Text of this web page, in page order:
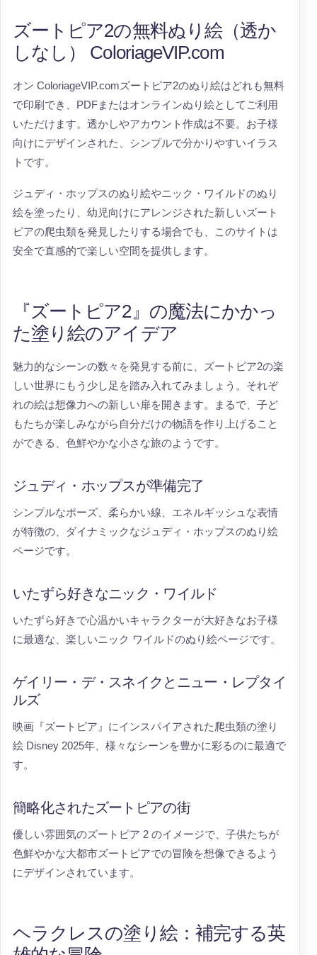
ズートピア2の無料ぬり絵（透か
しなし） ColoriageVIP.com
オン ColoriageVIP.comズートピア2のぬり絵はどれも無料
で印刷でき、PDFまたはオンラインぬり絵としてご利用
いただけます。透かしやアカウント作成は不要。お子様
向けにデザインされた、シンプルで分かりやすいイラス
トです。
ジュディ・ホップスのぬり絵やニック・ワイルドのぬり
絵を塗ったり、幼児向けにアレンジされた新しいズート
ピアの爬虫類を発見したりする場合でも、このサイトは
安全で直感的で楽しい空間を提供します。
『ズートピア2』の魔法にかかっ
た塗り絵のアイデア
魅力的なシーンの数々を発見する前に、ズートピア2の楽
しい世界にもう少し足を踏み入れてみましょう。それぞ
れの絵は想像力への新しい扉を開きます。まるで、子ど
もたちが楽しみながら自分だけの物語を作り上げること
ができる、色鮮やかな小さな旅のようです。
ジュディ・ホップスが準備完了
シンプルなポーズ、柔らかい線、エネルギッシュな表情
が特徴の、ダイナミックなジュディ・ホップスのぬり絵
ページです。
いたずら好きなニック・ワイルド
いたずら好きで心温かいキャラクターが大好きなお子様
に最適な、楽しいニック ワイルドのぬり絵ページです。
ゲイリー・デ・スネイクとニュー・レプタイ
ルズ
映画『ズートピア』にインスパイアされた爬虫類の塗り
絵 Disney 2025年、様々なシーンを豊かに彩るのに最適で
す。
簡略化されたズートピアの街
優しい雰囲気のズートピア 2 のイメージで、子供たちが
色鮮やかな大都市ズートピアでの冒険を想像できるよう
にデザインされています。
ヘラクレスの塗り絵：補完する英